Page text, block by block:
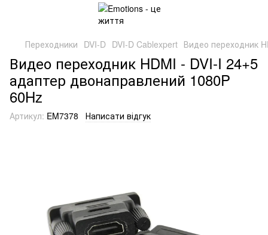
Переходники DVI-D DVI-D Cablexpert Видео переходник
Видео переходник HDMI - DVI-I 24+5
адаптер двонаправлений 1080P
60Hz
Артикул: EM7378 Написати відгук